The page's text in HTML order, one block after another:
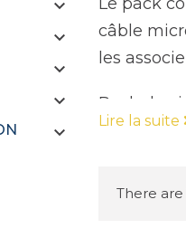





câble
les
Pack de
crochets
R10 sont
Lire la suite
There